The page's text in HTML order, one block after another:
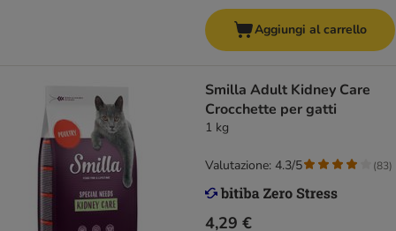
Aggiungi al carrello
Smilla Adult Kidney Care
Crocchette per gatti
1 kg
4,29 €
Valutazione: 4.3/5 (83)